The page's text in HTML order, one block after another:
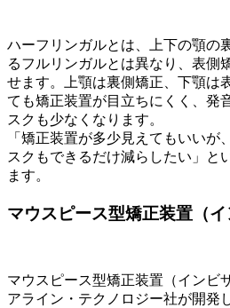
ハーフリンガルとは、上下の顎の
るフルリンガルとは異なり、表側
せます。上顎は裏側矯正、下顎は
ても矯正装置が目立ちにくく、発
スクも少なくなります。
「矯正装置が多少見えてもいいが
スクもできるだけ減らしたい」と
ます。
マウスピース型矯正装置（イ
マウスピース型矯正装置（インビ
アライン・テクノロジー社が開発